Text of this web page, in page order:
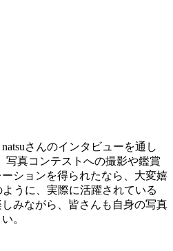
さんのインタビューを通し
写真コンテストへの撮影や鑑賞
ションを得られたなら、大変嬉
ように、実際に活躍されている
みながら、皆さんも自身の写真
。